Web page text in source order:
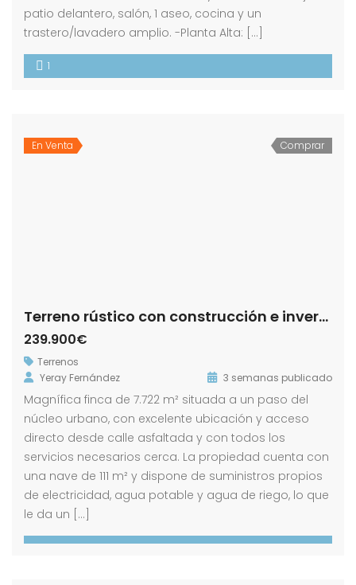
patio delantero, salón, 1 aseo, cocina y un
trastero/lavadero amplio. -Planta Alta: […]
1
En Venta Comprar
Terreno rústico con construcción e invernaderos
239.900€
Terrenos
Yeray Fernández
3 semanas publicado
Magnífica finca de 7.722 m² situada a un paso del
núcleo urbano, con excelente ubicación y acceso
directo desde calle asfaltada y con todos los
servicios necesarios cerca. La propiedad cuenta con
una nave de 111 m² y dispone de suministros propios
de electricidad, agua potable y agua de riego, lo que
le da un […]